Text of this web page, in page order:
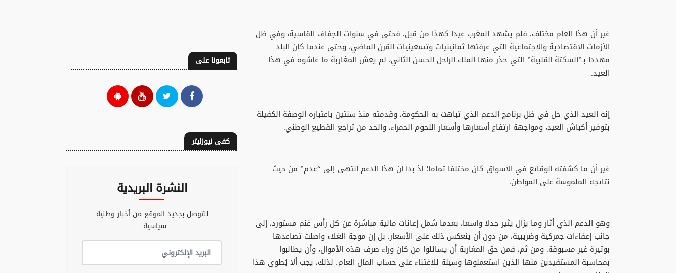
غير أن هذا العام مختلف. فلم يشهد المغرب عيدا كهذا من قبل. فحتى في سنوات الجفاف القاسية، وفي ظل
الأزمات الاقتصادية والاجتماعية التي عرفتها ثمانينيات وتسعينيات القرن الماضي، وحتى عندما كان البلد
مهددا بـ”السكتة القلبية” التي حذر منها الملك الراحل الحسن الثاني، لم يعش المغاربة ما عاشوه في هذا
العيد.
إنه العيد الذي حل في ظل برنامج الدعم الذي تباهت به الحكومة، وقدمته منذ سنتين باعتباره الوصفة الكفيلة
بتوفير أكباش العيد، ومواجهة ارتفاع أسعارها وأسعار اللحوم الحمراء، والحد من تراجع القطيع الوطني.
غير أن ما كشفته الوقائع في الأسواق كان مختلفا تماما؛ إذ بدا أن هذا الدعم انتهى إلى “عدم” من حيث
نتائجه الملموسة على المواطن.
وهو الدعم الذي أثار وما يزال يثير جدلا واسعا، بعدما شمل إعانات مالية مباشرة عن كل رأس غنم مستورد، إلى
جانب إعفاءات جمركية وضريبية، من دون أن ينعكس ذلك على الأسعار. بل إن موجة الغلاء واصلت تصاعدها
بوتيرة غير مسبوقة. ومن ثم، فمن حق المغاربة أن يسائلوا من كان وراء صرف هذه الأموال، وأن يطالبوا
بمحاسبة المستفيدين منها الذين استعملوها وسيلة للاغتناء على حساب المال العام. لذلك، يجب ألا يُطوى هذا
تابعونا على
كفى نيوزليتر
النشرة البريدية
للتوصل بجديد الموقع من أخبار وطنية
سياسية...